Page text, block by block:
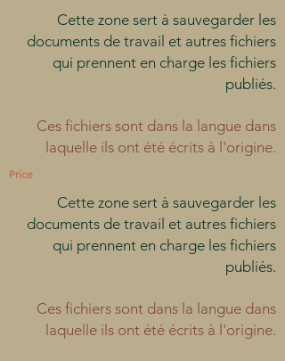
Cette zone sert à sauvegarder les
documents de travail et autres fichiers
qui prennent en charge les fichiers
publiés.
Ces fichiers sont dans la langue dans
laquelle ils ont été écrits à l'origine.
Cette zone sert à sauvegarder les
documents de travail et autres fichiers
qui prennent en charge les fichiers
publiés.
Ces fichiers sont dans la langue dans
laquelle ils ont été écrits à l'origine.
Price